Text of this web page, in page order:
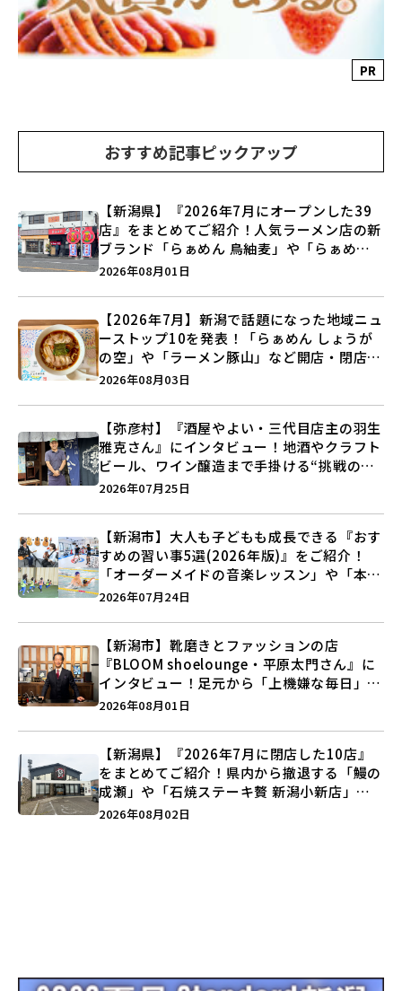
PR
おすすめ記事ピックアップ
【新潟県】『2026年7月にオープンした39
店』をまとめてご紹介！人気ラーメン店の新
ブランド「らぁめん 鳥紬麦」や「らぁめん
しょうがの空」など盛りだくさん♪
2026年08月01日
【2026年7月】新潟で話題になった地域ニュ
ーストップ10を発表！「らぁめん しょうが
の空」や「ラーメン豚山」など開店・閉店の
注目記事をランキングでご紹介♪
2026年08月03日
【弥彦村】『酒屋やよい・三代目店主の羽生
雅克さん』にインタビュー！地酒やクラフト
ビール、ワイン醸造まで手掛ける“挑戦の歴
史”に迫る♪
2026年07月25日
【新潟市】大人も子どもも成長できる『おす
すめの習い事5選(2026年版)』をご紹介！
「オーダーメイドの音楽レッスン」や「本格
キックボクシング」で新しい自分を見つけよ
2026年07月24日
【新潟市】靴磨きとファッションの店
『BLOOM shoelounge・平原太門さん』に
インタビュー！足元から「上機嫌な毎日」を
つくる装いの提案とは？
2026年08月01日
【新潟県】『2026年7月に閉店した10店』
をまとめてご紹介！県内から撤退する「鰻の
成瀬」や「石焼ステーキ贅 新潟小新店」が
営業に幕…。
2026年08月02日